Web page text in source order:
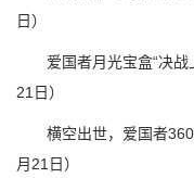
日）
爱国者月光宝盒“决战
21日）
横空出世，爱国者
月21日）